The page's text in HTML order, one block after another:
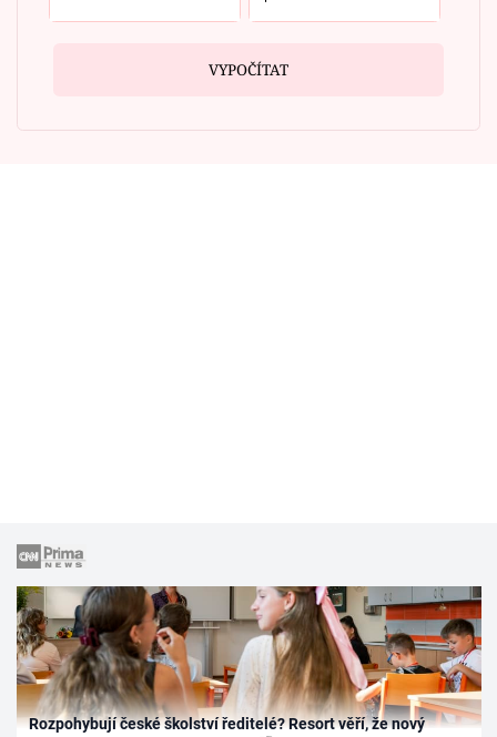
VYPOČÍTAT
Rozpohybují české školství ředitelé? Resort věří, že nový